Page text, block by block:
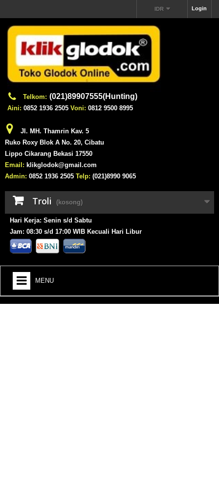
Login
IDR
Telkom: (021)89907555(Hunting)
Aini: 0852 1936 2505 Voni: 0812 9500 8995
Jl. MH. Thamrin Kav. 5
Ruko Roxy Blok A No. 20, Cibatu
Lippo Cikarang Bekasi 17550
Email: klikglodok@gmail.com
Admin: 0852 1936 2505 Telp: (021)8990 9065
Troli (kosong)
Hari Kerja: Senin s/d Sabtu
Jam: 08:30 s/d 17:00 WIB Kecuali Hari Libur
MENU